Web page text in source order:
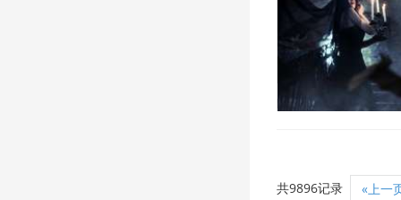
2019/2/15 11:23:03
共9896记录
«上一